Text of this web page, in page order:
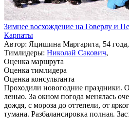
Зимнее восхождение на Говерлу и
Карпаты
Автор: Яцишина Маргарита, 54
Тимлидеры: Николай Сакович,
Оценка маршрута
Оценка тимлидера
Оценка консультанта
Проходили новогодние праздники.
ленью. За окном погода менялась
дождя, с мороза до оттепели, от
тумана. Разбалансировка полная.